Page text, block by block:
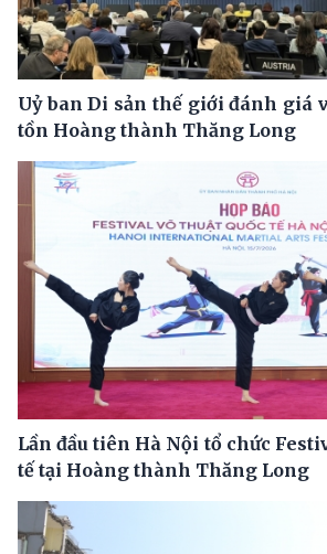
Uỷ ban Di sản thế giới đánh giá
tồn Hoàng thành Thăng Long
Lần đầu tiên Hà Nội tổ chức
tế tại Hoàng thành Thăng Long